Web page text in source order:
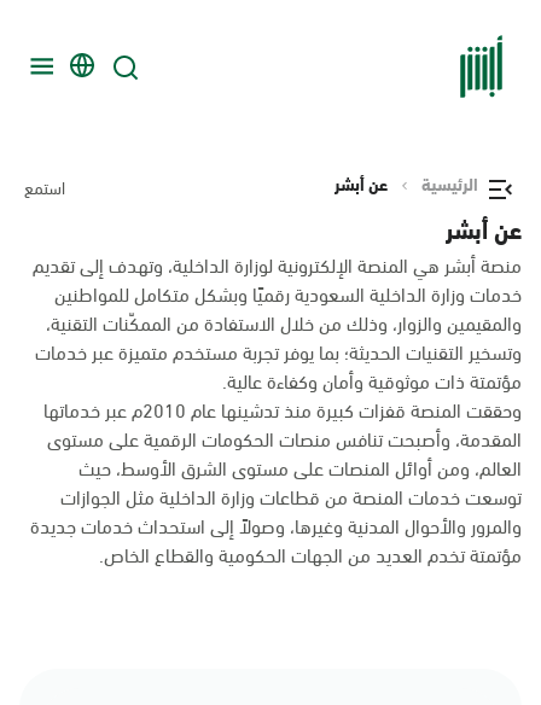
الرئيسية عن أبشر استمع
عن أبشر
منصة أبشر هي المنصة الإلكترونية لوزارة الداخلية، وتهدف إلى تقديم
خدمات وزارة الداخلية السعودية رقميًا وبشكل متكامل للمواطنين
والمقيمين والزوار، وذلك من خلال الاستفادة من الممكّنات التقنية،
وتسخير التقنيات الحديثة؛ بما يوفر تجربة مستخدم متميزة عبر خدمات
مؤتمتة ذات موثوقية وأمان وكفاءة عالية.
وحققت المنصة قفزات كبيرة منذ تدشينها عام 2010م عبر خدماتها
المقدمة، وأصبحت تنافس منصات الحكومات الرقمية على مستوى
العالم، ومن أوائل المنصات على مستوى الشرق الأوسط، حيث
توسعت خدمات المنصة من قطاعات وزارة الداخلية مثل الجوازات
والمرور والأحوال المدنية وغيرها، وصولاً إلى استحداث خدمات جديدة
مؤتمتة تخدم العديد من الجهات الحكومية والقطاع الخاص.